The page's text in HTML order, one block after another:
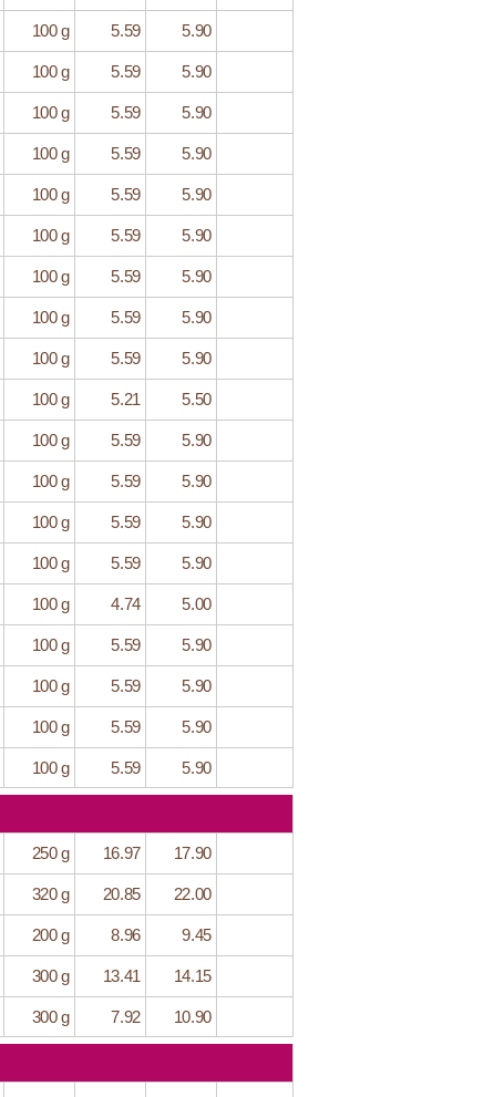
100 g 5.59 5.90
100 g 5.59 5.90
100 g 5.59 5.90
100 g 5.59 5.90
100 g 5.59 5.90
100 g 5.59 5.90
100 g 5.59 5.90
100 g 5.59 5.90
100 g 5.59 5.90
100 g 5.21 5.50
100 g 5.59 5.90
100 g 5.59 5.90
100 g 5.59 5.90
100 g 5.59 5.90
100 g 4.74 5.00
100 g 5.59 5.90
100 g 5.59 5.90
100 g 5.59 5.90
100 g 5.59 5.90
250 g 16.97 17.90
320 g 20.85 22.00
200 g 8.96 9.45
300 g 13.41 14.15
300 g 7.92 10.90